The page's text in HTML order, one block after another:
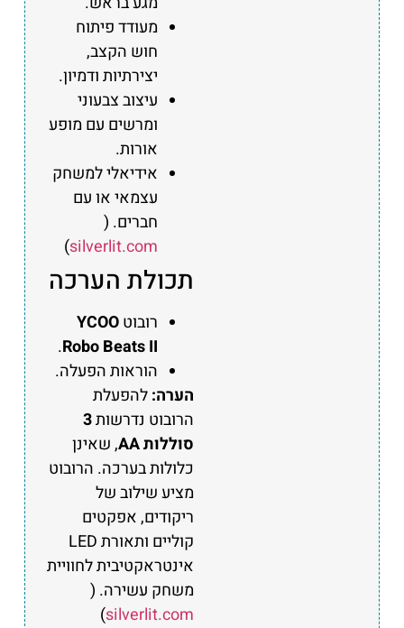
מעודד פיתוח
חוש הקצב,
יצירתיות ודמיון.
עיצוב צבעוני
ומרשים עם מופע
אורות.
אידיאלי למשחק
עצמאי או עם
חברים. (
silverlit.com
)
תכולת הערכה
רובוטYCOO
Robo Beats II
.
הוראות הפעלה.
הערה:להפעלת
הרובוט נדרשות3
סוללות AA
, שאינן
כלולות בערכה. הרובוט
מציע שילוב של
ריקודים, אפקטים
קוליים ותאורת LED
אינטראקטיבית לחוויית
משחק עשירה. (
silverlit.com
)